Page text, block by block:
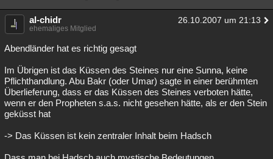
al-chidr 26.10.2007 um 21:13
ehemaliges Mitglied
Abendländer hat es richtig gesagt
Im Übrigen ist das Küssen des Steines nur eine Sunna, keine
Pflichthandlung. Abu Bakr (oder Umar) sagte in einer berühmten
Überlieferung, dass er das Küssen des Steines verboten hätte,
wenn er den Propheten s.a.s. nicht gesehen hätte, als er den Stein
geküsst hat
-> Das Küssen ist kein zentraler Inhalt beim Hadsch